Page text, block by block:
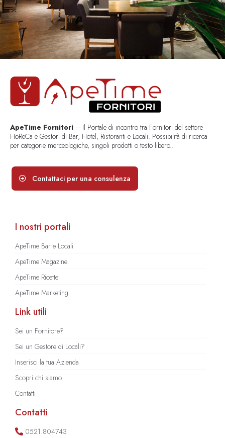
ApeTime Fornitori – Il Portale di incontro tra Fornitori del settore
HoReCa e Gestori di Bar, Hotel, Ristoranti e Locali. Possibilità di ricerca
per categorie merceologiche, singoli prodotti o testo libero..
Contattaci per una consulenza
I nostri portali
ApeTime Bar e Locali
ApeTime Magazine
ApeTime Ricette
ApeTime Marketing
Link utili
Sei un Fornitore?
Sei un Gestore di Locali?
Inserisci la tua Azienda
Scopri chi siamo
Contatti
Contatti
0521.804743